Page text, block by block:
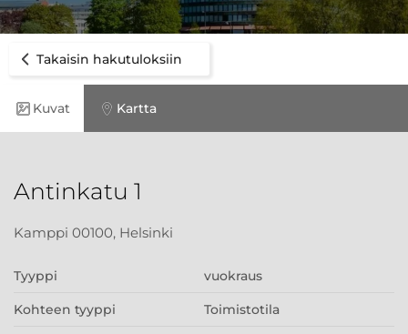
Takaisin hakutuloksiin
Kuvat Kartta
Antinkatu 1
Kamppi 00100, Helsinki
Tyyppi vuokraus
Kohteen tyyppi Toimistotila